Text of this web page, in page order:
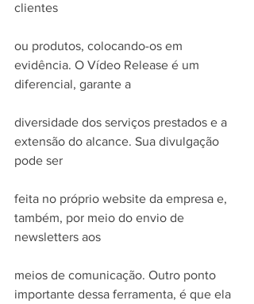
clientes
ou produtos, colocando-os em
evidência. O Vídeo Release é um
diferencial, garante a
diversidade dos serviços prestados e a
extensão do alcance. Sua divulgação
pode ser
feita no próprio website da empresa e,
também, por meio do envio de
newsletters aos
meios de comunicação. Outro ponto
importante dessa ferramenta, é que ela